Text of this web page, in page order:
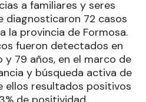
a familiares y seres
diagnosticaron 72 casos
la provincia de Formosa.
fueron detectados en
y 79 años, en el marco de
y búsqueda activa de
ellos resultados positivos